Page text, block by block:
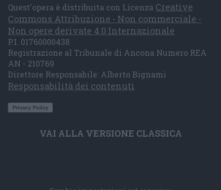
Quest'opera è distribuita con Licenza Creative
Commons Attribuzione - Non commerciale -
Non opere derivate 4.0 Internazionale
P.I. 01760000438
Registrazione al Tribunale di Ancona Numero REA
AN - 210769
Direttore Responsabile: Alberto Bignami
Responsabilità dei contenuti
VAI ALLA VERSIONE CLASSICA